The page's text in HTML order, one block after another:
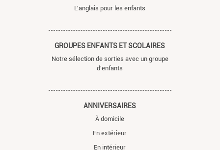
L'anglais pour les enfants
GROUPES ENFANTS ET SCOLAIRES
Notre sélection de sorties avec un groupe
d'enfants
ANNIVERSAIRES
À domicile
En extérieur
En intérieur